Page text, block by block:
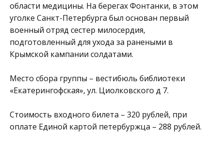
области медицины. На берегах Фонтанки, в этом
уголке Санкт-Петербурга был основан первый
военный отряд сестер милосердия,
подготовленный для ухода за ранеными в
Крымской кампании солдатами.
Место сбора группы – вестибюль библиотеки
«Екатерингофская», ул. Циолковского д 7.
Стоимость входного билета – 320 рублей, при
оплате Единой картой петербуржца – 288 рублей.